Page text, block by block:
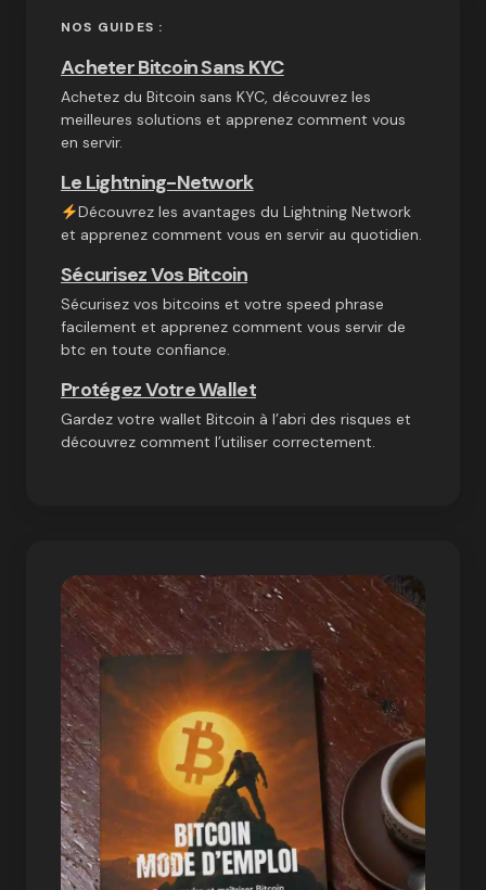
NOS GUIDES :
Acheter Bitcoin Sans KYC
Achetez du Bitcoin sans KYC, découvrez les
meilleures solutions et apprenez comment vous
en servir.
Le Lightning-Network
Découvrez les avantages du Lightning Network
et apprenez comment vous en servir au quotidien.
Sécurisez Vos Bitcoin
Sécurisez vos bitcoins et votre speed phrase
facilement et apprenez comment vous servir de
btc en toute confiance.
Protégez Votre Wallet
Gardez votre wallet Bitcoin à l’abri des risques et
découvrez comment l’utiliser correctement.